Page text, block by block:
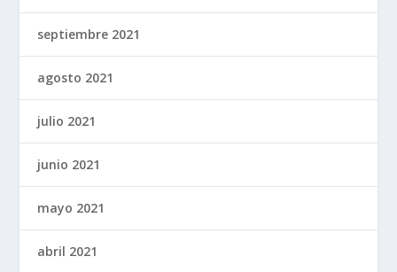
septiembre 2021
agosto 2021
julio 2021
junio 2021
mayo 2021
abril 2021